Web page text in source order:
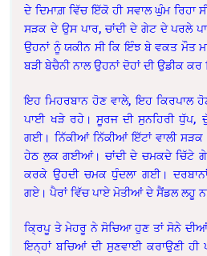
ਦੇ ਦਿਮਾਗ਼ ਵਿੱਚ ਇੱਕੋ ਹੀ ਸਵਾਲ ਘੁੰਮ ਰਿਹਾ
ਸੜਕ ਦੇ ਉਸ ਪਾਰ, ਚਾਂਦੀ ਦੇ ਗੇਟ ਦੇ ਪਰਲੇ
ਉਹਨਾਂ ਨੂੰ ਯਕੀਨ ਸੀ ਕਿ ਇੰਝ ਬੇ ਵਕਤ ਮੌਤ
ਬੜੀ ਬੇਚੈਨੀ ਨਾਲ ਉਹਨਾਂ ਦੋਹਾਂ ਦੀ ਉਡੀਕ ਕਰ
ਇਹ ਮਿਹਰਬਾਨ ਹੋਣ ਵਾਲੇ, ਇਹ ਕਿਰਪਾਲ
ਪਾਈ ਖੜੇ ਰਹੇ। ਸੂਰਜ ਦੀ ਸੁਨਹਿਰੀ ਧੁੱਪ,
ਗਈ। ਨਿੱਕੀਆਂ ਨਿੱਕੀਆਂ ਇੱਟਾਂ ਵਾਲੀ
ਹੇਠ ਲੁਕ ਗਈਆਂ। ਚਾਂਦੀ ਦੇ ਚਮਕਦੇ ਚਿੱਟੇ
ਕਰਕੇ ਉਹਦੀ ਚਮਕ ਧੁੰਦਲਾ ਗਈ।
ਗਏ। ਪੈਰਾਂ ਵਿੱਚ ਪਾਏ ਮੋਤੀਆਂ ਦੇ ਸੈਂਡਲ ਲਹੂ
ਕ੍ਰਿਪੂ ਤੇ ਮੇਹਰੂ ਨੇ ਸੋਚਿਆ ਹੁਣ ਤਾਂ ਸੋਨੇ
ਇਨ੍ਹਾਂ ਬਚਿਆਂ ਦੀ ਸੁਣਵਾਈ ਕਰਾਉਣੀ ਹੀ